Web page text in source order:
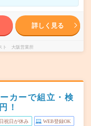
詳しく見る
ト 大阪営業所
カーで組立・検
！
祝日が休み WEB登録OK